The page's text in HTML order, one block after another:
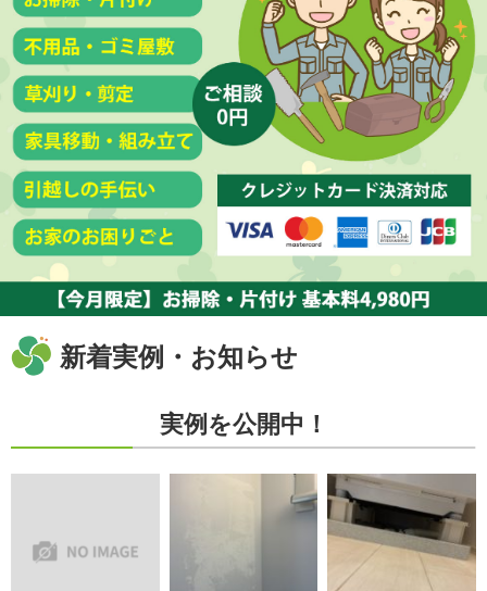
新着実例・お知らせ
実例を公開中！